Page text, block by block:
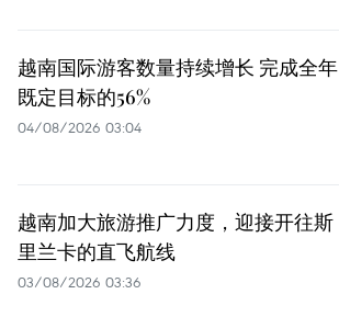
越南国际游客数量持续增长 完成全年
既定目标的56%
04/08/2026 03:04
越南加大旅游推广力度，迎接开往斯
里兰卡的直飞航线
03/08/2026 03:36